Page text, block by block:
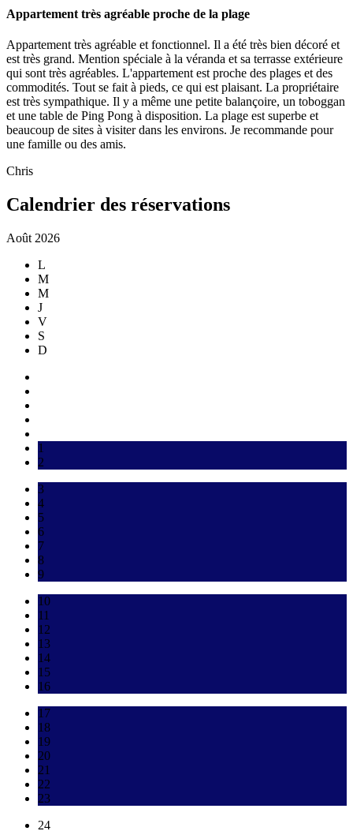
Appartement très agréable proche de la plage
Appartement très agréable et fonctionnel. Il a été très bien décoré et
est très grand. Mention spéciale à la véranda et sa terrasse extérieure
qui sont très agréables. L'appartement est proche des plages et des
commodités. Tout se fait à pieds, ce qui est plaisant. La propriétaire
est très sympathique. Il y a même une petite balançoire, un toboggan
et une table de Ping Pong à disposition. La plage est superbe et
beaucoup de sites à visiter dans les environs. Je recommande pour
une famille ou des amis.
Chris
Calendrier des réservations
Août 2026
L
M
M
J
V
S
D
1
2
3
4
5
6
7
8
9
10
11
12
13
14
15
16
17
18
19
20
21
22
23
24